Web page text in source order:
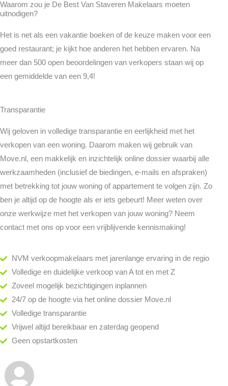
Waarom zou je De Best Van Staveren Makelaars moeten
uitnodigen?
Het is net als een vakantie boeken of de keuze maken voor een
goed restaurant; je kijkt hoe anderen het hebben ervaren. Na
meer dan 500 open beoordelingen van verkopers staan wij op
een gemiddelde van een 9,4!
Transparantie
Wij geloven in volledige transparantie en eerlijkheid met het
verkopen van een woning. Daarom maken wij gebruik van
Move.nl, een makkelijk en inzichtelijk online dossier waarbij alle
werkzaamheden (inclusief de biedingen, e-mails en afspraken)
met betrekking tot jouw woning of appartement te volgen zijn. Zo
ben je altijd op de hoogte als er iets gebeurt! Meer weten over
onze werkwijze met het verkopen van jouw woning? Neem
contact met ons op voor een vrijblijvende kennismaking!
NVM verkoopmakelaars met jarenlange ervaring in de regio
Volledige en duidelijke verkoop van A tot en met Z
Zoveel mogelijk bezichtigingen inplannen
24/7 op de hoogte via het online dossier Move.nl
Volledige transparantie
Vrijwel altijd bereikbaar en zaterdag geopend
Geen opstartkosten